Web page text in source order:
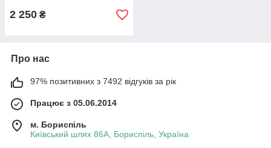
2 250 ₴
Про нас
97% позитивних з 7492 відгуків за рік
Працює з 05.06.2014
м. Бориспіль
Київський шлях 86А, Бориспіль, Україна